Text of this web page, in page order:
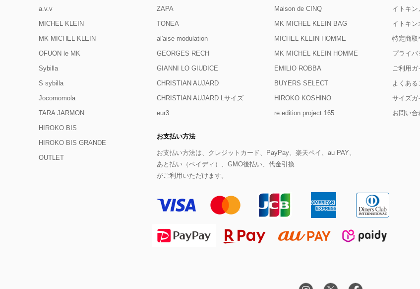
a.v.v
MICHEL KLEIN
MK MICHEL KLEIN
OFUON le MK
Sybilla
S sybilla
Jocomomola
TARA JARMON
ZAPA
TONEA
al'aise modulation
GEORGES RECH
GIANNI LO GIUDICE
CHRISTIAN AUJARD
CHRISTIAN AUJARD Lサイズ
eur3
Maison de CINQ
MK MICHEL KLEIN BAG
MICHEL KLEIN HOMME
MK MICHEL KLEIN HOMME
EMILIO ROBBA
BUYERS SELECT
HIROKO KOSHINO
re:edition project 165
HIROKO BIS
HIROKO BIS GRANDE
OUTLET
お支払い方法
お支払い方法は、クレジットカード、PayPay、楽天ペイ、au PAY、
あと払い（ペイディ）、GMO後払い、代金引換
がご利用いただけます。
イトキン
イトキン
特定商取
プライバ
ご利用ガ
よくある
サイズガ
お問い合